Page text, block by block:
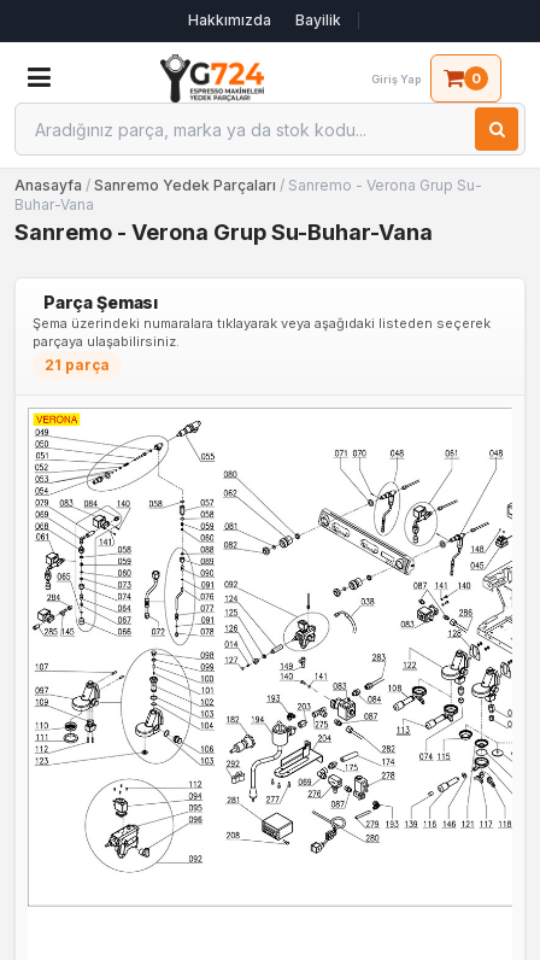
Hakkımızda Bayilik
Giriş Yap 0
Anasayfa / Sanremo Yedek Parçaları / Sanremo - Verona Grup Su-
Buhar-Vana
Sanremo - Verona Grup Su-Buhar-Vana
Parça Şeması
Şema üzerindeki numaralara tıklayarak veya aşağıdaki listeden seçerek
parçaya ulaşabilirsiniz.
21 parça